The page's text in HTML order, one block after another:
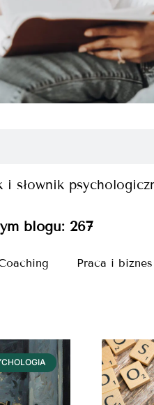
i słownik
blogu: 267
Praca i biznes